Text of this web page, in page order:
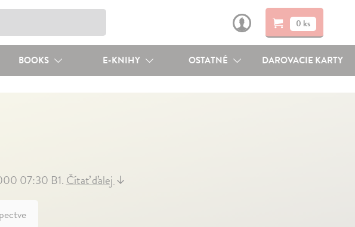
0 ks
BOOKS E-KNIHY OSTATNÉ DAROVACIE KARTY
07:30 B1.Čítať ďalej↓